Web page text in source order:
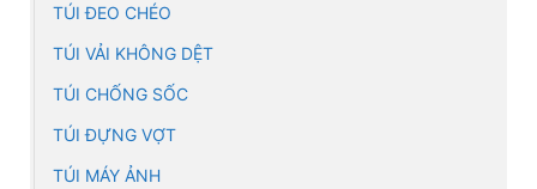
TÚI ĐEO CHÉO
TÚI VẢI KHÔNG DỆT
TÚI CHỐNG SỐC
TÚI ĐỰNG VỢT
TÚI MÁY ẢNH